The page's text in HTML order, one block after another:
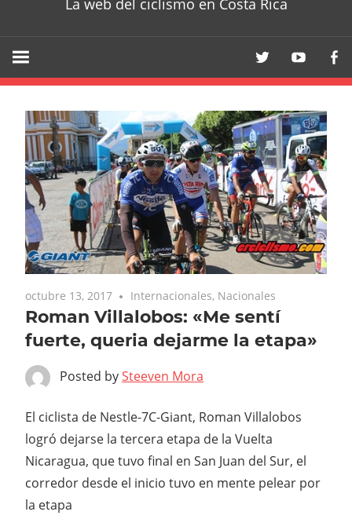
La web del ciclismo en Costa Rica
octubre 13, 2017 Internacionales, Nacionales
Roman Villalobos: «Me sentí
fuerte, queria dejarme la etapa»
Posted bySteeven Mora
El ciclista de Nestle-7C-Giant, Roman Villalobos
logró dejarse la tercera etapa de la Vuelta
Nicaragua, que tuvo final en San Juan del Sur, el
corredor desde el inicio tuvo en mente pelear por
la etapa